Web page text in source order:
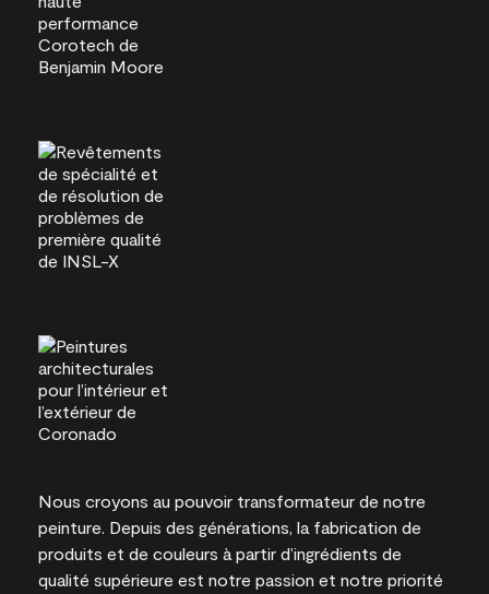
Nous croyons au pouvoir transformateur de notre
peinture. Depuis des générations, la fabrication de
produits et de couleurs à partir d’ingrédients de
qualité supérieure est notre passion et notre priorité